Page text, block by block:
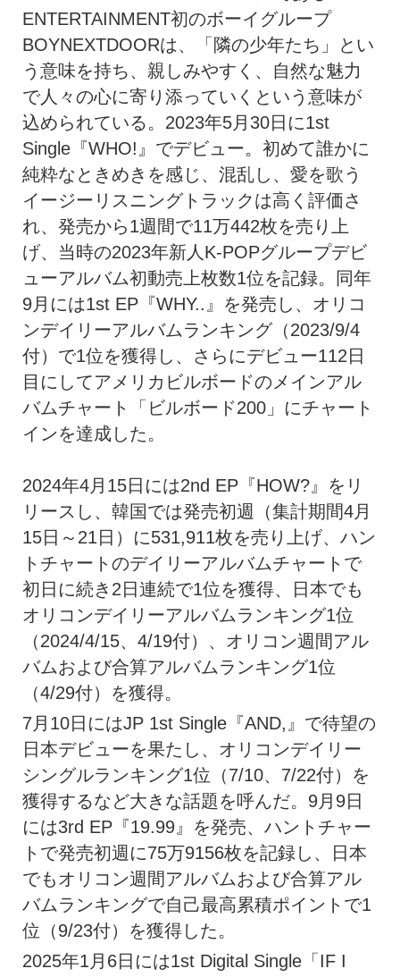
ENTERTAINMENT初のボーイグループ
BOYNEXTDOORは、「隣の少年たち」とい
う意味を持ち、親しみやすく、自然な魅力
で人々の心に寄り添っていくという意味が
込められている。2023年5月30日に1st
Single『WHO!』でデビュー。初めて誰かに
純粋なときめきを感じ、混乱し、愛を歌う
イージーリスニングトラックは高く評価さ
れ、発売から1週間で11万442枚を売り上
げ、当時の2023年新人K-POPグループデビ
ューアルバム初動売上枚数1位を記録。同年
9月には1st EP『WHY..』を発売し、オリコ
ンデイリーアルバムランキング（2023/9/4
付）で1位を獲得し、さらにデビュー112日
目にしてアメリカビルボードのメインアル
バムチャート「ビルボード200」にチャート
インを達成した。
2024年4月15日には2nd EP『HOW?』をリ
リースし、韓国では発売初週（集計期間4月
15日～21日）に531,911枚を売り上げ、ハン
トチャートのデイリーアルバムチャートで
初日に続き2日連続で1位を獲得、日本でも
オリコンデイリーアルバムランキング1位
（2024/4/15、4/19付）、オリコン週間アル
バムおよび合算アルバムランキング1位
（4/29付）を獲得。
7月10日にはJP 1st Single『AND,』で待望の
日本デビューを果たし、オリコンデイリー
シングルランキング1位（7/10、7/22付）を
獲得するなど大きな話題を呼んだ。9月9日
には3rd EP『19.99』を発売、ハントチャー
トで発売初週に75万9156枚を記録し、日本
でもオリコン週間アルバムおよび合算アル
バムランキングで自己最高累積ポイントで1
位（9/23付）を獲得した。
2025年1月6日には1st Digital Single「IF I